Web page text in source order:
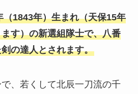
1843年）生まれ（天保15年
す）の新選組隊士で、八番
の達人とされます。
、若くして北辰一刀流の千